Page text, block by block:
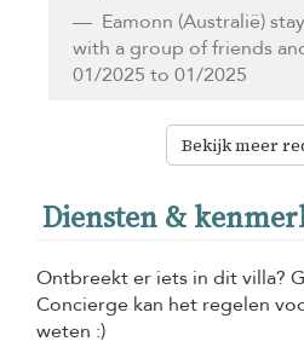
Eamonn (Australië)
with a group of friends
01/2025 to 01/2025
Bekijk meer
Diensten &
Ontbreekt er iets in dit villa?
Concierge kan het regelen
weten :)